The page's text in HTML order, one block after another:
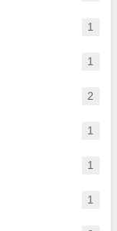
1
1
2
1
1
1